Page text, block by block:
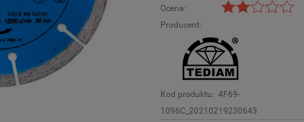
Ocena:
Producent:
Kod produktu: 4F69-
1096C_20210219230643